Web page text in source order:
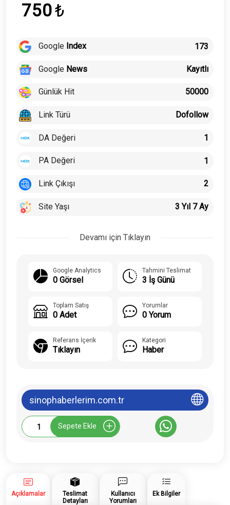
750₺
Google Index 173
Google News Kayıtlı
Günlük Hit 50000
Link Türü Dofollow
DA Değeri 1
PA Değeri 1
Link Çıkışı 2
Site Yaşı 3 Yıl 7 Ay
Devamı için Tıklayın
Google Analytics
0 Görsel
Tahmini Teslimat
3 İş Günü
Toplam Satış
0 Adet
Yorumlar
0 Yorum
Referans İçerik
Tıklayın
Kategori
Haber
sinophaberlerim.com.tr
Sinophaberlerim.com.tr
Tanıtım
Sepete Ekle
Açıklamalar
Teslimat
Detayları
Kullanıcı
Yorumları
Ek Bilgiler